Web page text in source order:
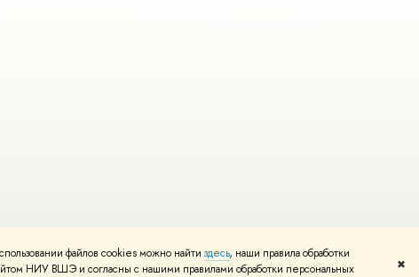
файлов cookies можно найти здесь, наши правила обработки
НИУ ВШЭ и согласны с нашими правилами обработки персональных ✖
Редактору
Карта сайта